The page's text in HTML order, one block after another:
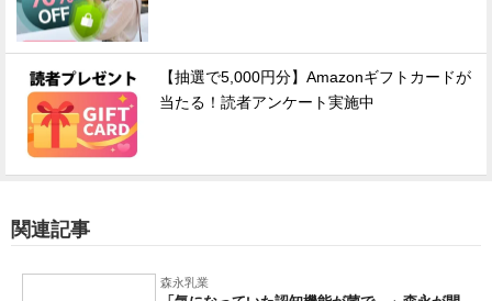
【抽選で5,000円分】Amazonギフトカードが
当たる！読者アンケート実施中
関連記事
森永乳業